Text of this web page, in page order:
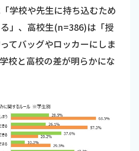
学校や先生に持ち込むため
」、高校生(n=386)は「授
てバッグやロッカーにしま
校と高校の差が明らかにな